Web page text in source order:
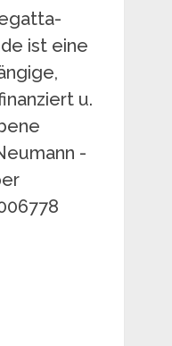
ist eine
u.
-